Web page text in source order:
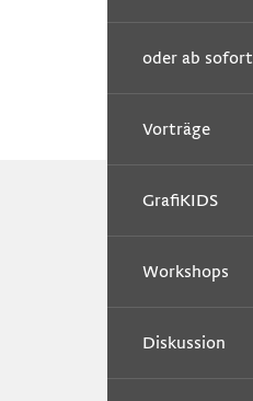
oder ab sofort
Vorträge
GrafiKIDS
Workshops
Diskussion